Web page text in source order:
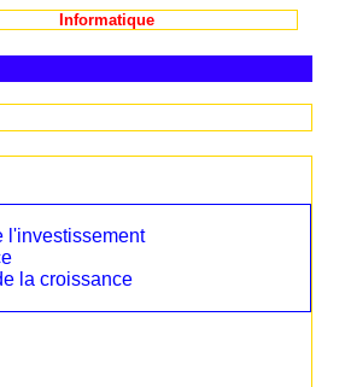
Informatique
l'investissement
la croissance